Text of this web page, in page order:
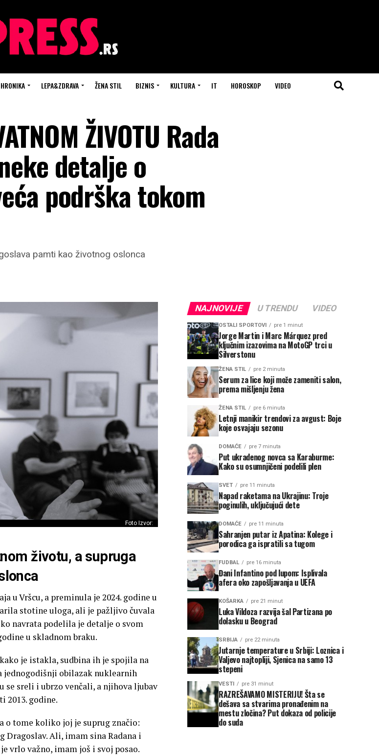
HRONIKA LEPA&ZDRAVA ŽENA STIL BIZNIS KULTURA IT HOROSKOP VIDEO
ŽIVOTU Rada
detalje o
podrška tokom
pamti kao životnog oslonca
Foto Izvor:
životu, a supruga
u Vršcu, a preminula je 2024. godine u
stotine uloga, ali je pažljivo čuvala
navrata podelila je detalje o svom
u skladnom braku.
je istakla, sudbina ih je spojila na
jednogodišnji obilazak nuklearnih
se sreli i ubrzo venčali, a njihova ljubav
2013. godine.
o tome koliko joj je suprug značio:
Ali, imam sina Radana i
vrlo važno, imam još i svoj posao.
NAJNOVIJE U TRENDU VIDEO
OSTALI SPORTOVI pre 1 minut
Jorge Martin i Marc Márquez pred
ključnim izazovima na MotoGP trci u
Silverstonu
ŽENA STIL pre 2 minuta
Serum za lice koji može zameniti salon,
prema mišljenju žena
ŽENA STIL pre 6 minuta
Letnji manikir trendovi za avgust: Boje
koje osvajaju sezonu
DOMAĆE pre 7 minuta
Put ukradenog novca sa Karaburme:
Kako su osumnjičeni podelili plen
SVET pre 11 minuta
Napad raketama na Ukrajinu: Troje
poginulih, uključujući dete
DOMAĆE pre 11 minuta
Sahranjen putar iz Apatina: Kolege i
porodica ga ispratili sa tugom
FUDBAL pre 16 minuta
Đani Infantino pod lupom: Isplivala
afera oko zapošljavanja u UEFA
KOŠARKA pre 21 minut
Luka Vildoza razvija šal Partizana po
dolasku u Beograd
SRBIJA pre 22 minuta
Jutarnje temperature u Srbiji: Loznica i
Valjevo najtopliji, Sjenica na samo 13
stepeni
VESTI pre 31 minut
RAZREŠAVAMO MISTERIJU! Šta se
dešava sa stvarima pronađenim na
mestu zločina? Put dokaza od policije
do suda